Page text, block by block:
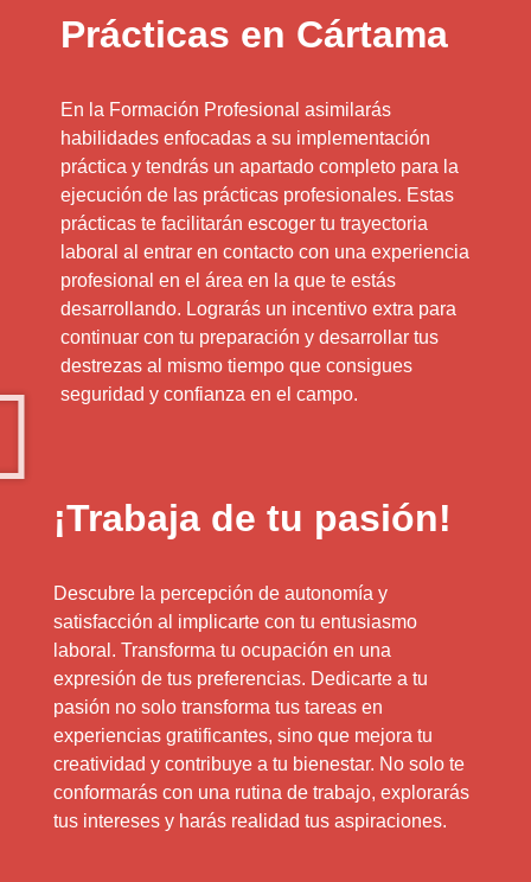
Prácticas en Cártama
En la Formación Profesional asimilarás
habilidades enfocadas a su implementación
práctica y tendrás un apartado completo para la
ejecución de las prácticas profesionales. Estas
prácticas te facilitarán escoger tu trayectoria
laboral al entrar en contacto con una experiencia
profesional en el área en la que te estás
desarrollando. Lograrás un incentivo extra para
continuar con tu preparación y desarrollar tus
destrezas al mismo tiempo que consigues
seguridad y confianza en el campo.
¡Trabaja de tu pasión!
Descubre la percepción de autonomía y
satisfacción al implicarte con tu entusiasmo
laboral. Transforma tu ocupación en una
expresión de tus preferencias. Dedicarte a tu
pasión no solo transforma tus tareas en
experiencias gratificantes, sino que mejora tu
creatividad y contribuye a tu bienestar. No solo te
conformarás con una rutina de trabajo, explorarás
tus intereses y harás realidad tus aspiraciones.